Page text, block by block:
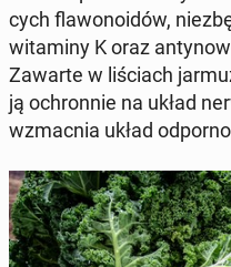
cych fla­wo­no­idów,
wi­ta­mi­ny K oraz
Zawarte w li­ściach
ją ochron­nie na układ
wzmac­nia układ